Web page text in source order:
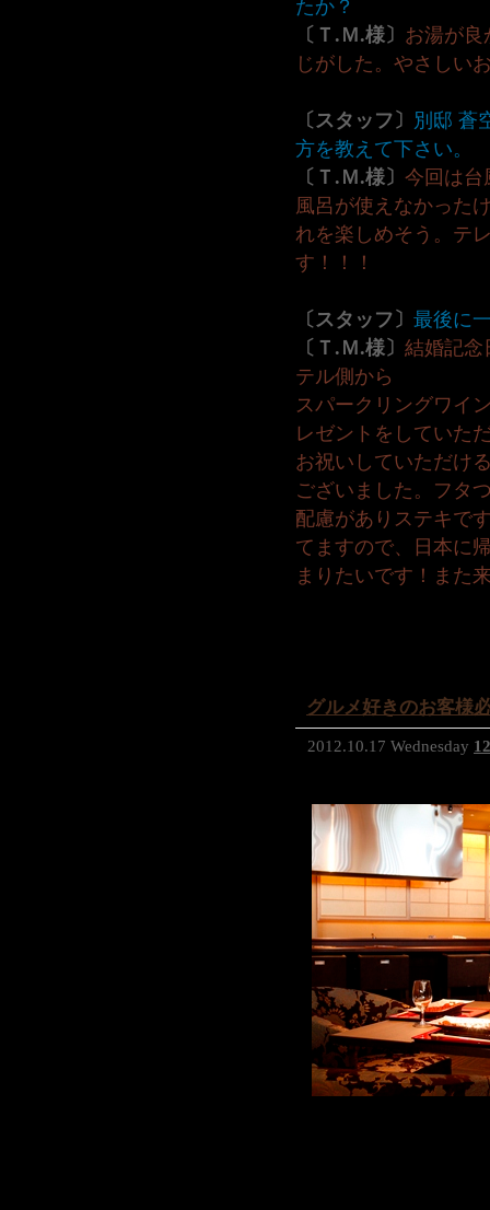
たか？
〔Ｔ.Ｍ.様〕 お湯が良
じがした。やさしい
〔スタッフ〕 別邸 蒼
方を教えて下さい。
〔Ｔ.Ｍ.様〕 今回は台
風呂が使えなかった
れを楽しめそう。テ
す！！！
〔スタッフ〕 最後に
〔Ｔ.Ｍ.様〕 結婚記念
テル側から
スパークリングワイ
レゼントをしていた
お祝いしていただけ
ございました。フタ
配慮がありステキで
てますので、日本に
まりたいです！また
グルメ好きのお客様
2012.10.17 Wednesday